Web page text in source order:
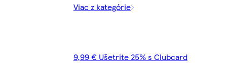
Viac z kategórie
9,99 € Ušetrite 25% s Clubcard